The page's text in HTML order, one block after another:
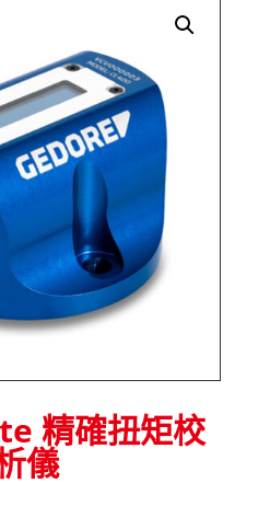
精確扭矩校
儀